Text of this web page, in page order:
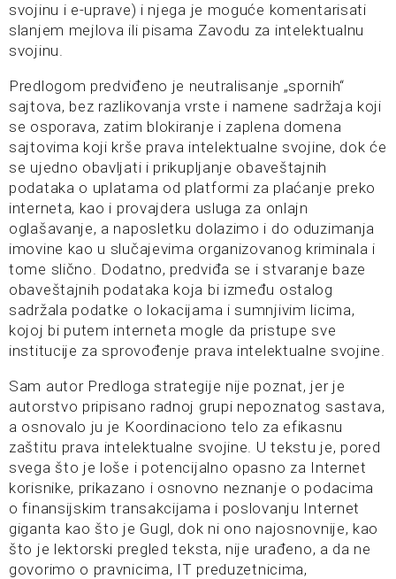
svojinu i e-uprave) i njega je moguće komentarisati
slanjem mejlova ili pisama Zavodu za intelektualnu
svojinu.
Predlogom predviđeno je neutralisanje „spornih“
sajtova, bez razlikovanja vrste i namene sadržaja koji
se osporava, zatim blokiranje i zaplena domena
sajtovima koji krše prava intelektualne svojine, dok će
se ujedno obavljati i prikupljanje obaveštajnih
podataka o uplatama od platformi za plaćanje preko
interneta, kao i provajdera usluga za onlajn
oglašavanje, a naposletku dolazimo i do oduzimanja
imovine kao u slučajevima organizovanog kriminala i
tome slično. Dodatno, predviđa se i stvaranje baze
obaveštajnih podataka koja bi između ostalog
sadržala podatke o lokacijama i sumnjivim licima,
kojoj bi putem interneta mogle da pristupe sve
institucije za sprovođenje prava intelektualne svojine.
Sam autor Predloga strategije nije poznat, jer je
autorstvo pripisano radnoj grupi nepoznatog sastava,
a osnovalo ju je Koordinaciono telo za efikasnu
zaštitu prava intelektualne svojine. U tekstu je, pored
svega što je loše i potencijalno opasno za Internet
korisnike, prikazano i osnovno neznanje o podacima
o finansijskim transakcijama i poslovanju Internet
giganta kao što je Gugl, dok ni ono najosnovnije, kao
što je lektorski pregled teksta, nije urađeno, a da ne
govorimo o pravnicima, IT preduzetnicima,